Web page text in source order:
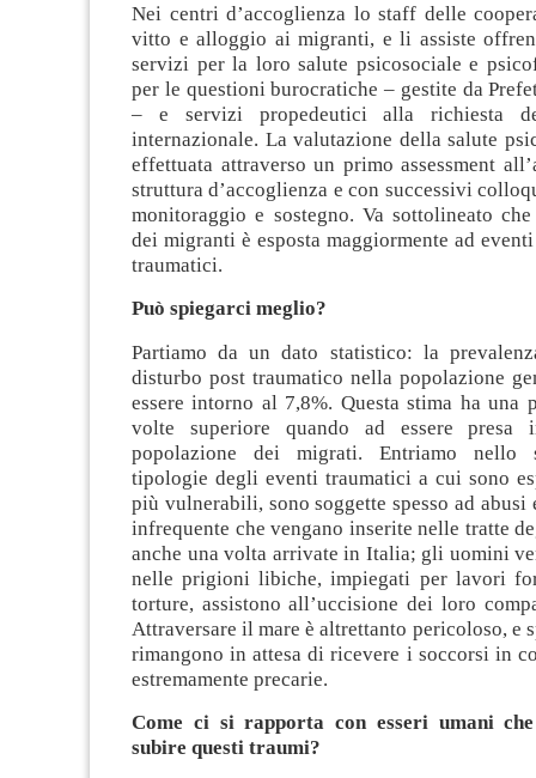
Nei centri d’accoglienza lo staff delle
vitto e alloggio ai migranti, e li assiste
servizi per la loro salute psicosociale e
per le questioni burocratiche – gestite da
– e servizi propedeutici alla richiesta
internazionale. La valutazione della salute
effettuata attraverso un primo assessment
struttura d’accoglienza e con successivi
monitoraggio e sostegno. Va sottolineato
dei migranti è esposta maggiormente ad
traumatici.
Può spiegarci meglio?
Partiamo da un dato statistico: la
disturbo post traumatico nella popolazione
essere intorno al 7,8%. Questa stima ha una
volte superiore quando ad essere
popolazione dei migrati. Entriamo nello
tipologie degli eventi traumatici a cui sono
più vulnerabili, sono soggette spesso ad abusi
infrequente che vengano inserite nelle tratte
anche una volta arrivate in Italia; gli uomini
nelle prigioni libiche, impiegati per lavori
torture, assistono all’uccisione dei loro
Attraversare il mare è altrettanto pericoloso, e
rimangono in attesa di ricevere i soccorsi in
estremamente precarie.
Come ci si rapporta con esseri umani
subire questi traumi?